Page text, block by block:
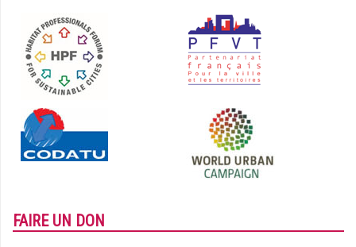
FAIRE UN DON